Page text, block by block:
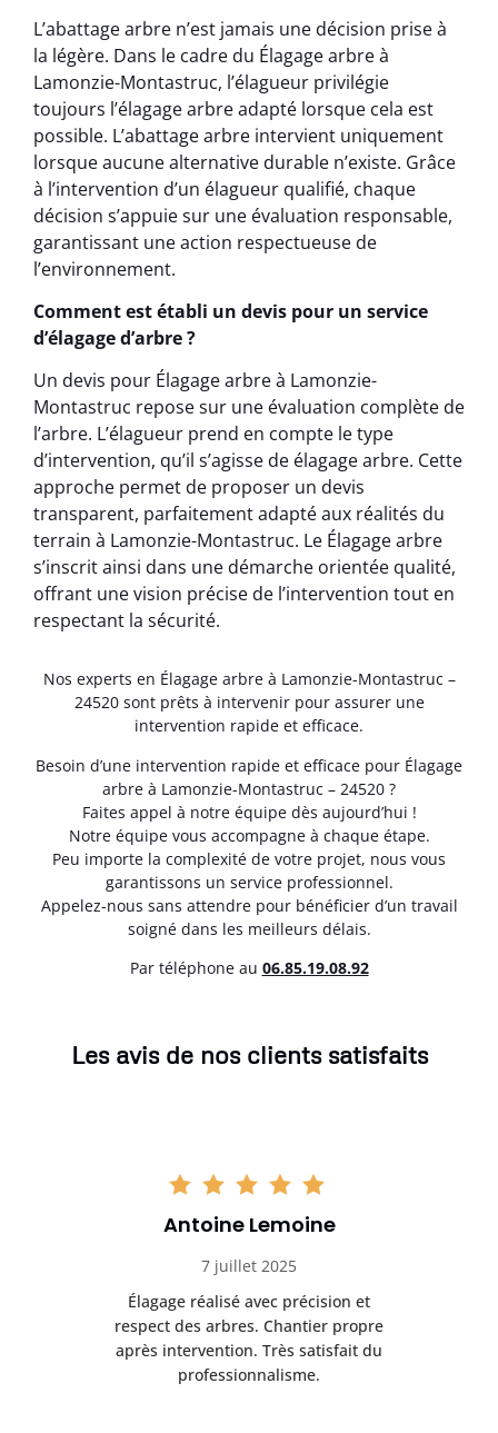
L’abattage arbre n’est jamais une décision prise à
la légère. Dans le cadre du Élagage arbre à
Lamonzie-Montastruc, l’élagueur privilégie
toujours l’élagage arbre adapté lorsque cela est
possible. L’abattage arbre intervient uniquement
lorsque aucune alternative durable n’existe. Grâce
à l’intervention d’un élagueur qualifié, chaque
décision s’appuie sur une évaluation responsable,
garantissant une action respectueuse de
l’environnement.
Comment est établi un devis pour un service
d’élagage d’arbre ?
Un devis pour Élagage arbre à Lamonzie-
Montastruc repose sur une évaluation complète de
l’arbre. L’élagueur prend en compte le type
d’intervention, qu’il s’agisse de élagage arbre. Cette
approche permet de proposer un devis
transparent, parfaitement adapté aux réalités du
terrain à Lamonzie-Montastruc. Le Élagage arbre
s’inscrit ainsi dans une démarche orientée qualité,
offrant une vision précise de l’intervention tout en
respectant la sécurité.
Nos experts en Élagage arbre à Lamonzie-Montastruc –
24520 sont prêts à intervenir pour assurer une
intervention rapide et efficace.
Besoin d’une intervention rapide et efficace pour Élagage
arbre à Lamonzie-Montastruc – 24520 ?
Faites appel à notre équipe dès aujourd’hui !
Notre équipe vous accompagne à chaque étape.
Peu importe la complexité de votre projet, nous vous
garantissons un service professionnel.
Appelez-nous sans attendre pour bénéficier d’un travail
soigné dans les meilleurs délais.
Par téléphone au 06.85.19.08.92
Les avis de nos clients satisfaits
Antoine Lemoine
7 juillet 2025
Élagage réalisé avec précision et
respect des arbres. Chantier propre
après intervention. Très satisfait du
professionnalisme.